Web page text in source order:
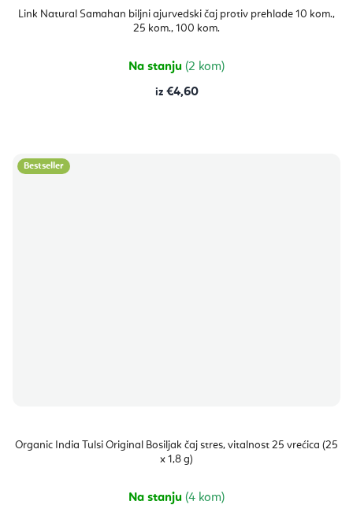
Link Natural Samahan biljni ajurvedski čaj protiv prehlade 10 kom.,
25 kom., 100 kom.
Na stanju (2 kom)
€4,60
Bestseller
Organic India Tulsi Original Bosiljak čaj stres, vitalnost 25 vrećica (25
x 1,8 g)
Na stanju (4 kom)